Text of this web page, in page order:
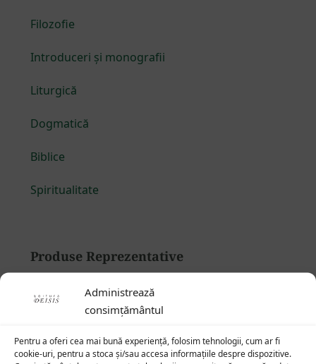
Administrează
consimțământul
Pentru a oferi cea mai bună experiență, folosim tehnologii, cum ar fi
cookie-uri, pentru a stoca și/sau accesa informațiile despre dispozitive.
Filozofie
Introduceri și monografii
Liturgică
Dogmatică
Biblice
Spiritualitate
Produse Reprezentative
Teodor Studitul și familia sa de sfinți
— Teoctista, Platon, Teofan, Taddeu
40
lei